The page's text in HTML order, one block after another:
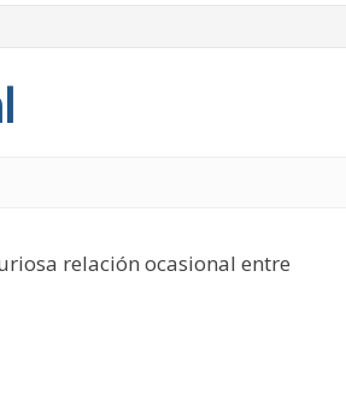
relación ocasional entre